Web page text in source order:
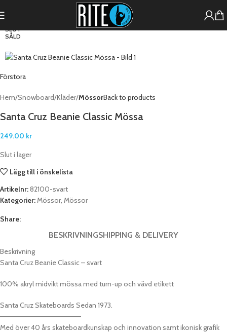
SLUT
SÅLD
Förstora
Hem Snowboard Kläder MössorBack to products
Santa Cruz Beanie Classic Mössa
249.00 kr
Slut i lager
Lägg till i önskelista
Artikelnr:82100-svart
Kategorier: Mössor, Mössor
Share:
BESKRIVNINGSHIPPING & DELIVERY
Beskrivning
Santa Cruz Beanie Classic – svart
100% akryl midvikt mössa med turn-up och vävd etikett
Santa Cruz Skateboards Sedan 1973.
————————————————
Med över 40 års skateboardkunskap och innovation samt ikonisk grafik